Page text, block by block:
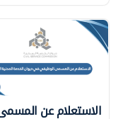
الاستعلام عن